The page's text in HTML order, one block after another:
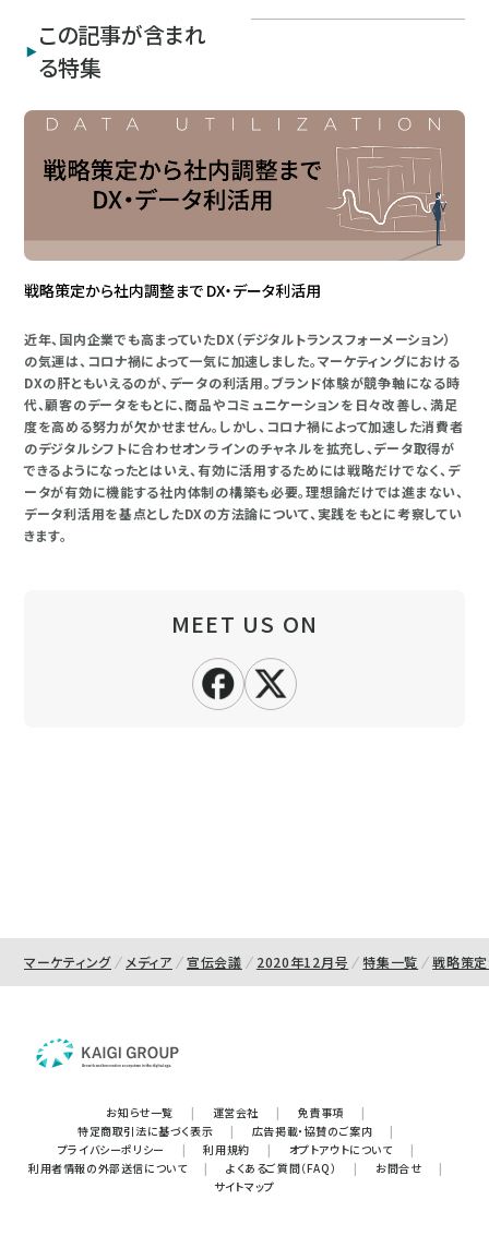
この記事が含まれ
る特集
戦略策定から社内調整まで DX・データ利活用
近年、国内企業でも高まっていたDX（デジタルトランスフォーメーション）
の気運は、コロナ禍によって一気に加速しました。マーケティングにおける
DXの肝ともいえるのが、データの利活用。ブランド体験が競争軸になる時
代、顧客のデータをもとに、商品やコミュニケーションを日々改善し、満足
度を高める努力が欠かせません。しかし、コロナ禍によって加速した消費者
のデジタルシフトに合わせオンラインのチャネルを拡充し、データ取得が
できるようになったとはいえ、有効に活用するためには戦略だけでなく、デ
ータが有効に機能する社内体制の構築も必要。理想論だけでは進まない、
データ利活用を基点としたDXの方法論について、実践をもとに考察してい
きます。
MEET US ON
マーケティング メディア 宣伝会議 2020年12月号 特集一覧 戦略策定
お知らせ一覧 | 運営会社 | 免責事項
|
特定商取引法に基づく表示
| 広告掲載・協賛のご案内
|
プライバシーポリシー
| 利用規約 | オプトアウトについて
|
利用者情報の外部送信について
| よくあるご質問（FAQ） | お問合せ
|
サイトマップ